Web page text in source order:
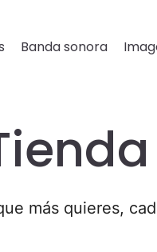
Banda sonora
más quieres,